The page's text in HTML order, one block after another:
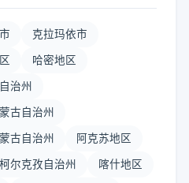
克拉玛依市
哈密地区
治州
古自治州
古自治州 阿克苏地区
尔克孜自治州 喀什地区